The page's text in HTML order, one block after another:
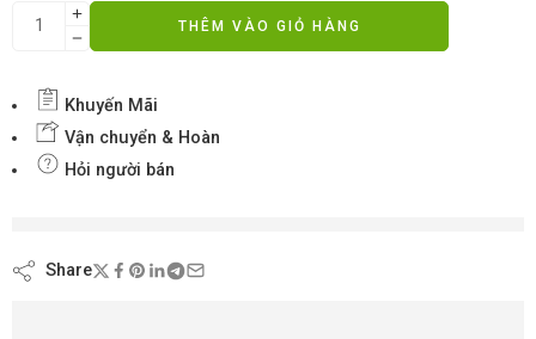
THÊM VÀO GIỎ HÀNG
Khuyến Mãi
Vận chuyển & Hoàn
Hỏi người bán
Share